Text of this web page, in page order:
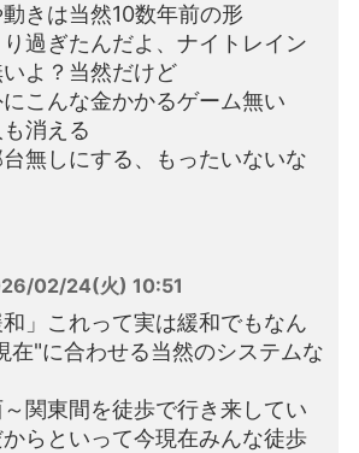
きは当然10数年前の形
過ぎたんだよ、ナイトレイン
よ？当然だけど
こんな金かかるゲーム無い
消える
無しにする、もったいないな
02/24(火) 10:51
和」これって実は緩和でもなん
在"に合わせる当然のシステムな
関東間を徒歩で行き来してい
らといって今現在みんな徒歩